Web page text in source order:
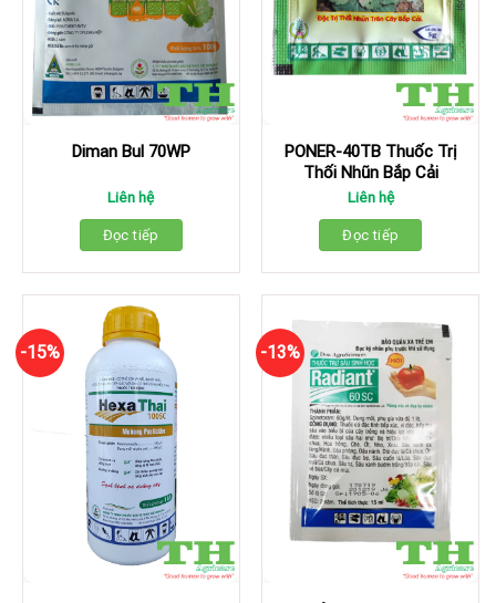
Diman Bul 70WP
Liên hệ
Đọc tiếp
PONER-40TB Thuốc Trị
Thối Nhũn Bắp Cải
Liên hệ
Đọc tiếp
-15% -13%